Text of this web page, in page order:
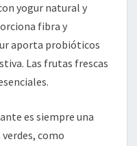
yogur natural y
fibra y
aporta probióticos
Las frutas frescas
es siempre una
como